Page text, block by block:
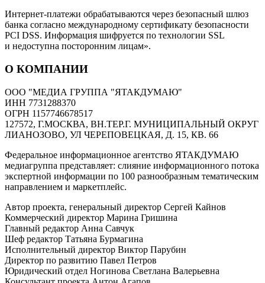
Интернет-платежи обрабатываются через безопасный шлюз
банка согласно международному сертификату безопасности
PCI DSS. Информация шифруется по технологии SSL
и недоступна посторонним лицам».
О КОМПАНИИ
ООО "МЕДИА ГРУППА "ЯТАКДУМАЮ"
ИНН 7731288370
ОГРН 1157746678517
127572, Г.МОСКВА, ВН.ТЕР.Г. МУНИЦИПАЛЬНЫЙ ОКРУГ
ЛИАНОЗОВО, УЛ ЧЕРЕПОВЕЦКАЯ, Д. 15, КВ. 66
Федеральное информационное агентство ЯТАКДУМАЮ
медиагруппа представляет: слияние информационного потока
экспертной информации по 100 разнообразным тематическим
направлением и маркетплейс.
Автор проекта, генеральный директор Сергей Кайнов
Коммерческий директор Марина Гришина
Главный редактор Анна Савчук
Шеф редактор Татьяна Бурмагина
Исполнительный директор Виктор Парубин
Директор по развитию Павел Петров
Юридический отдел Ногинова Светлана Валерьевна